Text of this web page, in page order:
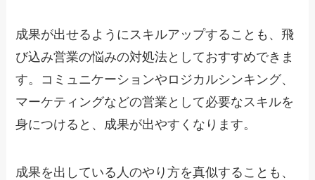
成果が出せるようにスキルアップすることも、飛
び込み営業の悩みの対処法としておすすめできま
す。コミュニケーションやロジカルシンキング、
マーケティングなどの営業として必要なスキルを
身につけると、成果が出やすくなります。
成果を出している人のやり方を真似することも、